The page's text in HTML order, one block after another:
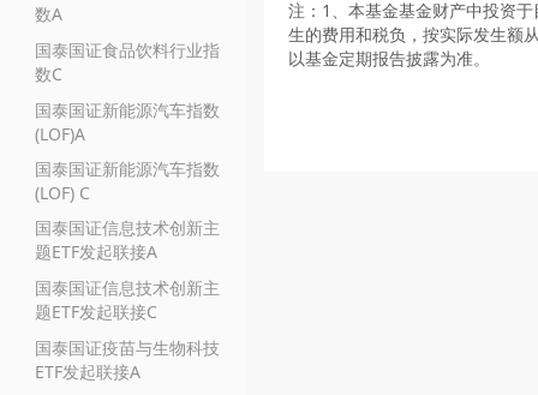
数A
国泰国证食品饮料行业指
数C
国泰国证新能源汽车指数
(LOF)A
国泰国证新能源汽车指数
(LOF) C
国泰国证信息技术创新主
题ETF发起联接A
国泰国证信息技术创新主
题ETF发起联接C
国泰国证疫苗与生物科技
ETF发起联接A
注：1、本基金基金财产中投资
生的费用和税负，按实际发生额
以基金定期报告披露为准。